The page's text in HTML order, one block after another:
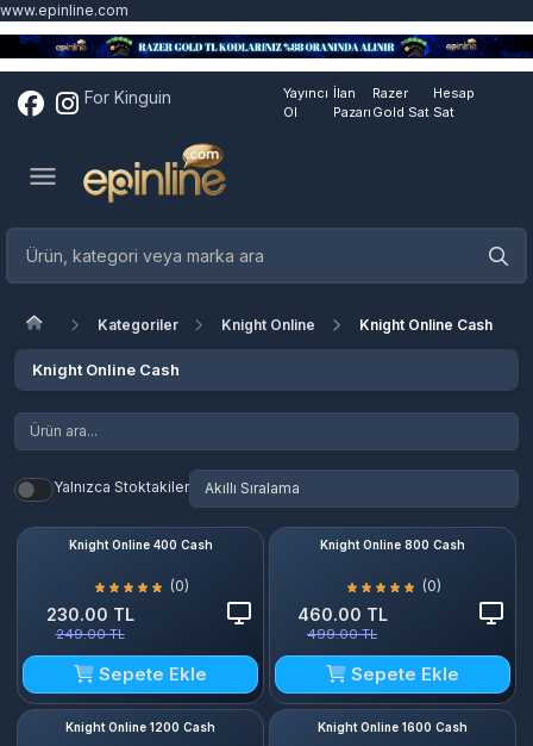
www.epinline.com
For Kinguin
Yayıncı
Ol
İlan
Pazarı
Razer
Gold Sat
Hesap
Sat
Kategoriler Knight Online Knight Online Cash
Knight Online Cash
Yalnızca Stoktakiler
Knight Online 400 Cash
(0)
230.00 TL
249.00 TL
Sepete Ekle
Knight Online 800 Cash
(0)
460.00 TL
499.00 TL
Sepete Ekle
Knight Online 1200 Cash Knight Online 1600 Cash